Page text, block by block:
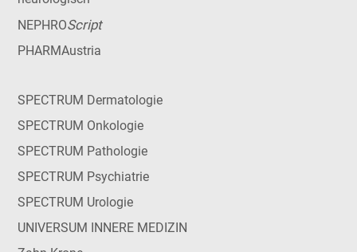
NEPHROScript
PHARMAustria
SPECTRUM Dermatologie
SPECTRUM Onkologie
SPECTRUM Pathologie
SPECTRUM Psychiatrie
SPECTRUM Urologie
UNIVERSUM INNERE MEDIZIN